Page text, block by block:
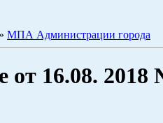
» МПА Администрации города
от 16.08. 2018